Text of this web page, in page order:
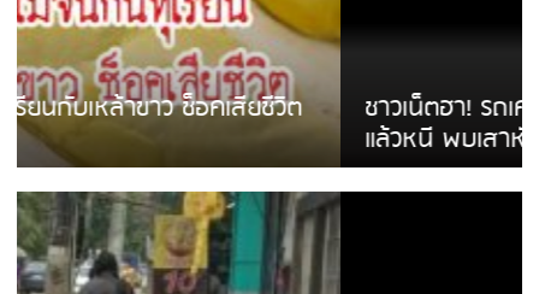
ชาวเน็ตฮา! รถเครื่องแม่สายชนป้ายร้านโลงศพ
แล้วหนี พบเสาหัก เบรคหัก หวิดได้ใช้บริการ